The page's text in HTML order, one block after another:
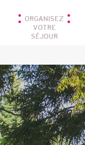
ORGANISEZ
VOTRE
SÉJOUR